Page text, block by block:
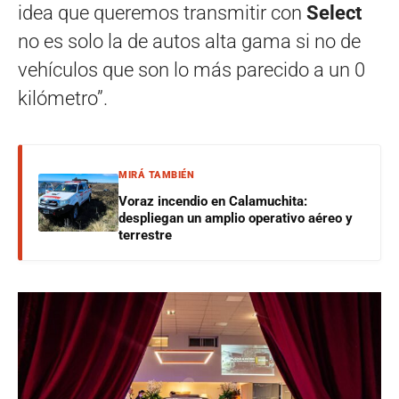
idea que queremos transmitir con Select
no es solo la de autos alta gama si no de
vehículos que son lo más parecido a un 0
kilómetro”.
MIRÁ TAMBIÉN
Voraz incendio en Calamuchita:
despliegan un amplio operativo aéreo y
terrestre